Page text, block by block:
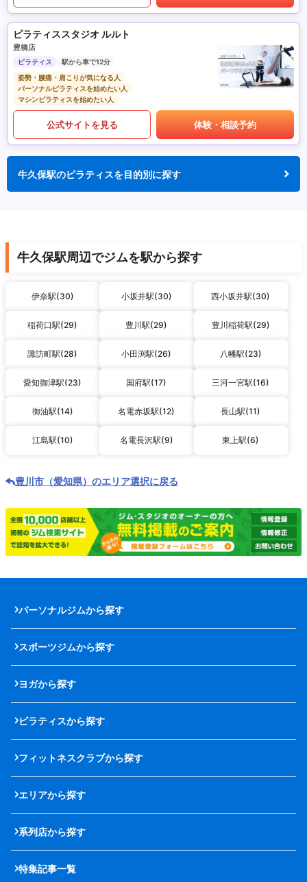
ピラティススタジオ ルルト
豊橋店
ピラティス
駅から車で12分
姿勢・腰痛・肩こりが気になる人
パーソナルピラティスを始めたい人
マシンピラティスを始めたい人
公式サイトを見る 体験・相談予約
牛久保駅のピラティスを目的別に探す
牛久保駅周辺でジムを駅から探す
伊奈駅(30) 小坂井駅(30) 西小坂井駅(30)
稲荷口駅(29) 豊川駅(29) 豊川稲荷駅(29)
諏訪町駅(28) 小田渕駅(26) 八幡駅(23)
愛知御津駅(23) 国府駅(17) 三河一宮駅(16)
御油駅(14) 名電赤坂駅(12) 長山駅(11)
江島駅(10) 名電長沢駅(9) 東上駅(6)
豊川市（愛知県）のエリア選択に戻る
パーソナルジムから探す
スポーツジムから探す
ヨガから探す
ピラティスから探す
フィットネスクラブから探す
エリアから探す
系列店から探す
特集記事一覧